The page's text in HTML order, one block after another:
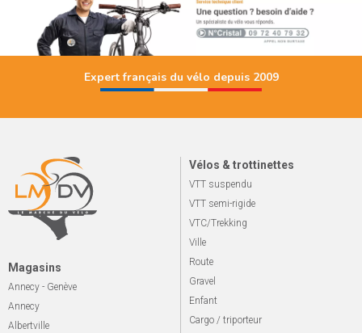
Expert français du vélo depuis 2009
Magasins
Annecy - Genève
Annecy
Albertville
Vélos & trottinettes
VTT suspendu
VTT semi-rigide
VTC/Trekking
Ville
Route
Gravel
Enfant
Cargo / triporteur